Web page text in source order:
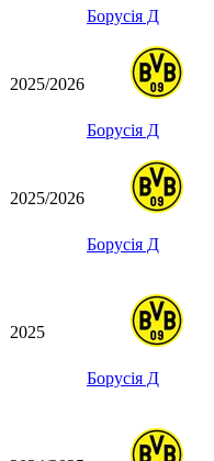
Борусія Д
2025/2026
Борусія Д
2025/2026
Борусія Д
2025
Борусія Д